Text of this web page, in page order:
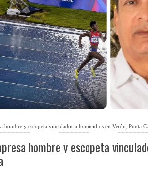
hombre y escopeta vinculados a homicidios en Verón, Punta
hombre y escopeta